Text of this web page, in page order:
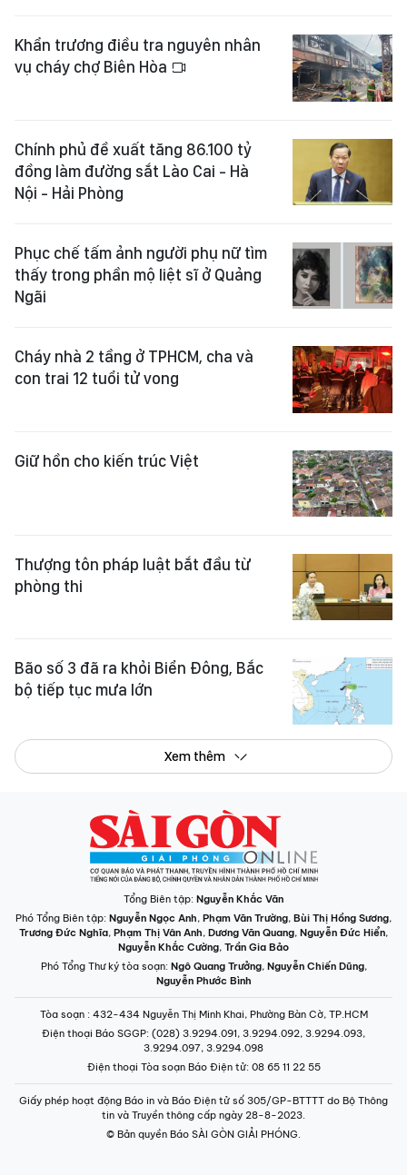
Khẩn trương điều tra nguyên nhân
vụ cháy chợ Biên Hòa
Chính phủ đề xuất tăng 86.100 tỷ
đồng làm đường sắt Lào Cai - Hà
Nội - Hải Phòng
Phục chế tấm ảnh người phụ nữ tìm
thấy trong phần mộ liệt sĩ ở Quảng
Ngãi
Cháy nhà 2 tầng ở TPHCM, cha và
con trai 12 tuổi tử vong
Giữ hồn cho kiến trúc Việt
Thượng tôn pháp luật bắt đầu từ
phòng thi
Bão số 3 đã ra khỏi Biển Đông, Bắc
bộ tiếp tục mưa lớn
Xem thêm
Tổng Biên tập: Nguyễn Khắc Văn
Phó Tổng Biên tập: Nguyễn Ngọc Anh, Phạm Văn Trường, Bùi Thị Hồng Sương,
Trương Đức Nghĩa, Phạm Thị Vân Anh, Dương Văn Quang, Nguyễn Đức Hiển,
Nguyễn Khắc Cường, Trần Gia Bảo
Phó Tổng Thư ký tòa soạn: Ngô Quang Trưởng, Nguyễn Chiến Dũng,
Nguyễn Phước Bình
Tòa soạn : 432-434 Nguyễn Thị Minh Khai, Phường Bàn Cờ, TP.HCM
Điện thoại Báo SGGP: (028) 3.9294.091, 3.9294.092, 3.9294.093,
3.9294.097, 3.9294.098
Điện thoại Tòa soạn Báo Điện tử: 08 65 11 22 55
Giấy phép hoạt động Báo in và Báo Điện tử số 305/GP-BTTTT do Bộ Thông
tin và Truyền thông cấp ngày 28-8-2023.
© Bản quyền Báo SÀI GÒN GIẢI PHÓNG.